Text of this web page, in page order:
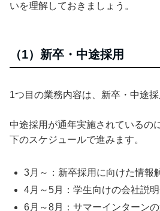
いを理解しておきましょう。
（1）新卒・中途採用
1つ目の業務内容は、新卒・中途採
中途採用が通年実施されているの
下のスケジュールで進みます。
3月～：新卒採用に向けた情報
4月～5月：学生向けの会社説
6月～8月：サマーインターン